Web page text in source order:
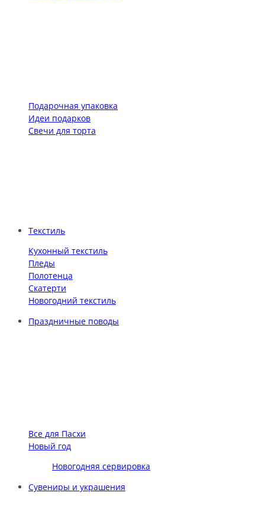
Подарочная упаковка
Идеи подарков
Свечи для торта
Текстиль
Кухонный текстиль
Пледы
Полотенца
Скатерти
Новогодний текстиль
Праздничные поводы
Все для Пасхи
Новый год
Новогодняя сервировка
Сувениры и украшения